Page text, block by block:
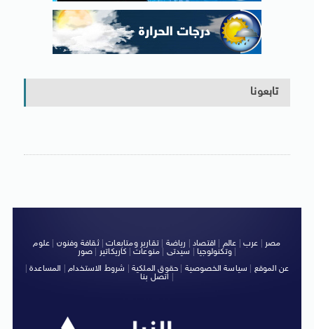
تابعونا
مصر عرب عالم اقتصاد رياضة |تقارير ومتابعات|ثقافة وفنون
علوم
وتكنولوجيا| سيدتى منوعات كاريكاتير صور
|
عن الموقع
سياسة الخصوصية حقوق الملكية شروط الاستخدام| المساعدة|
اتصل بنا